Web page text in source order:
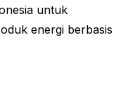
untuk
energi berbasis